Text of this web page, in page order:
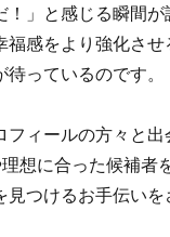
」と感じる瞬間が
感をより強化させ
っているのです。
ィールの方々と出
に合った候補者
つけるお手伝いを